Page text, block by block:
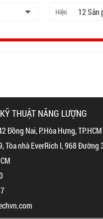
Hiện 12 Sản
THUẬT NĂNG LƯỢNG
Đồng Nai, P.Hòa Hưng, TP.HCM
Tòa nhà EverRich I, 968 Đường